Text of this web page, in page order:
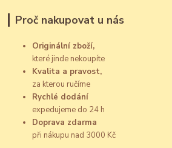
Proč nakupovat u nás
Originální zboží,
které jinde nekoupíte
Kvalita a pravost,
za kterou ručíme
Rychlé dodání
expedujeme do 24 h
Doprava zdarma
při nákupu nad 3000 Kč